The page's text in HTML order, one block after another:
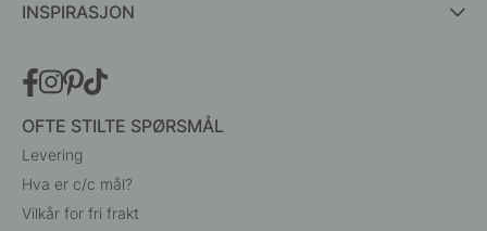
INSPIRASJON
OFTE STILTE SPØRSMÅL
Levering
Hva er c/c mål?
Vilkår for fri frakt